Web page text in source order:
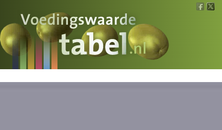
Voedingswaarde
Wat is wat?